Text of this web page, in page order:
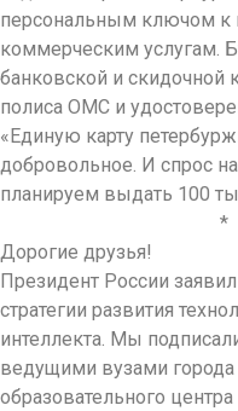
персональным ключом к
коммерческим услугам.
банковской и скидочной
полиса ОМС и
«Единую карту
добровольное. И спрос
планируем выдать 100
Дорогие друзья!
Президент России
стратегии развития
интел­лекта. Мы
ведущими вузами города
образовательного